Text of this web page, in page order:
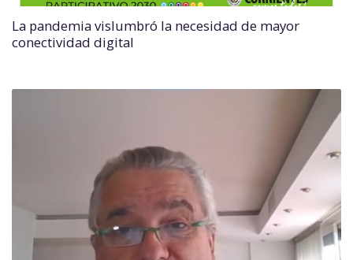
La pandemia vislumbró la necesidad de mayor
conectividad digital